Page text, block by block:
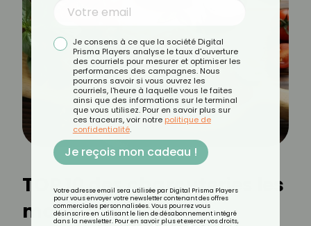
TOP 10 des charcuteries les
moins caloriques
Je consens à ce que la société Digital
Prisma Players analyse le taux d'ouverture
des courriels pour mesurer et optimiser les
performances des campagnes. Nous
pourrons savoir si vous ouvrez les
courriels, l'heure à laquelle vous le faites
ainsi que des informations sur le terminal
que vous utilisez. Pour en savoir plus sur
ces traceurs, voir notre politique de
confidentialité.
Je reçois mon cadeau !
Votre adresse email sera utilisée par Digital Prisma Players
pour vous envoyer votre newsletter contenant des offres
commerciales personnalisées. Vous pourrez vous
désinscrire en utilisant le lien de désabonnement intégré
dans la newsletter. Pour en savoir plus et exercer vos droits,